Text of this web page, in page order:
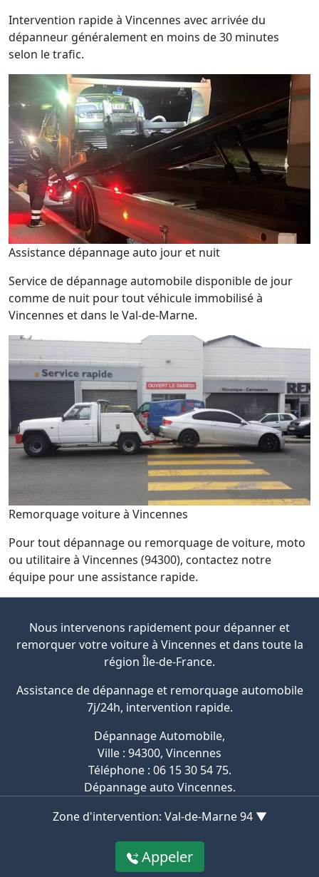
Intervention rapide à Vincennes avec arrivée du
dépanneur généralement en moins de 30 minutes
selon le trafic.
Assistance dépannage auto jour et nuit
Service de dépannage automobile disponible de jour
comme de nuit pour tout véhicule immobilisé à
Vincennes et dans le Val-de-Marne.
Remorquage voiture à Vincennes
Pour tout dépannage ou remorquage de voiture, moto
ou utilitaire à Vincennes (94300), contactez notre
équipe pour une assistance rapide.
Nous intervenons rapidement pour dépanner et
remorquer votre voiture à Vincennes et dans toute la
région Île-de-France.
Assistance de dépannage et remorquage automobile
7j/24h, intervention rapide.
Dépannage Automobile,
Ville : 94300, Vincennes
Téléphone : 06 15 30 54 75.
Dépannage auto Vincennes.
Zone d'intervention: Val-de-Marne 94 ▼
Appeler